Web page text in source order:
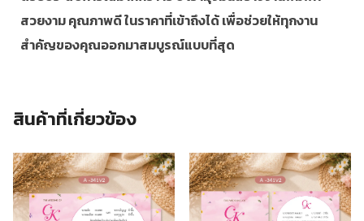
สวยงาม คุณภาพดี ในราคาที่เข้าถึงได้ เพื่อช่วยให้ทุกงาน
สำคัญของคุณออกมาสมบูรณ์แบบที่สุด
สินค้าที่เกี่ยวข้อง